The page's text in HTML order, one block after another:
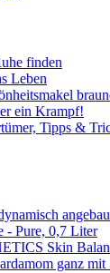
finden
Leben
ein Krampf!
Tipps &
- Pure, 0,7 Liter
Skin
ganz mit